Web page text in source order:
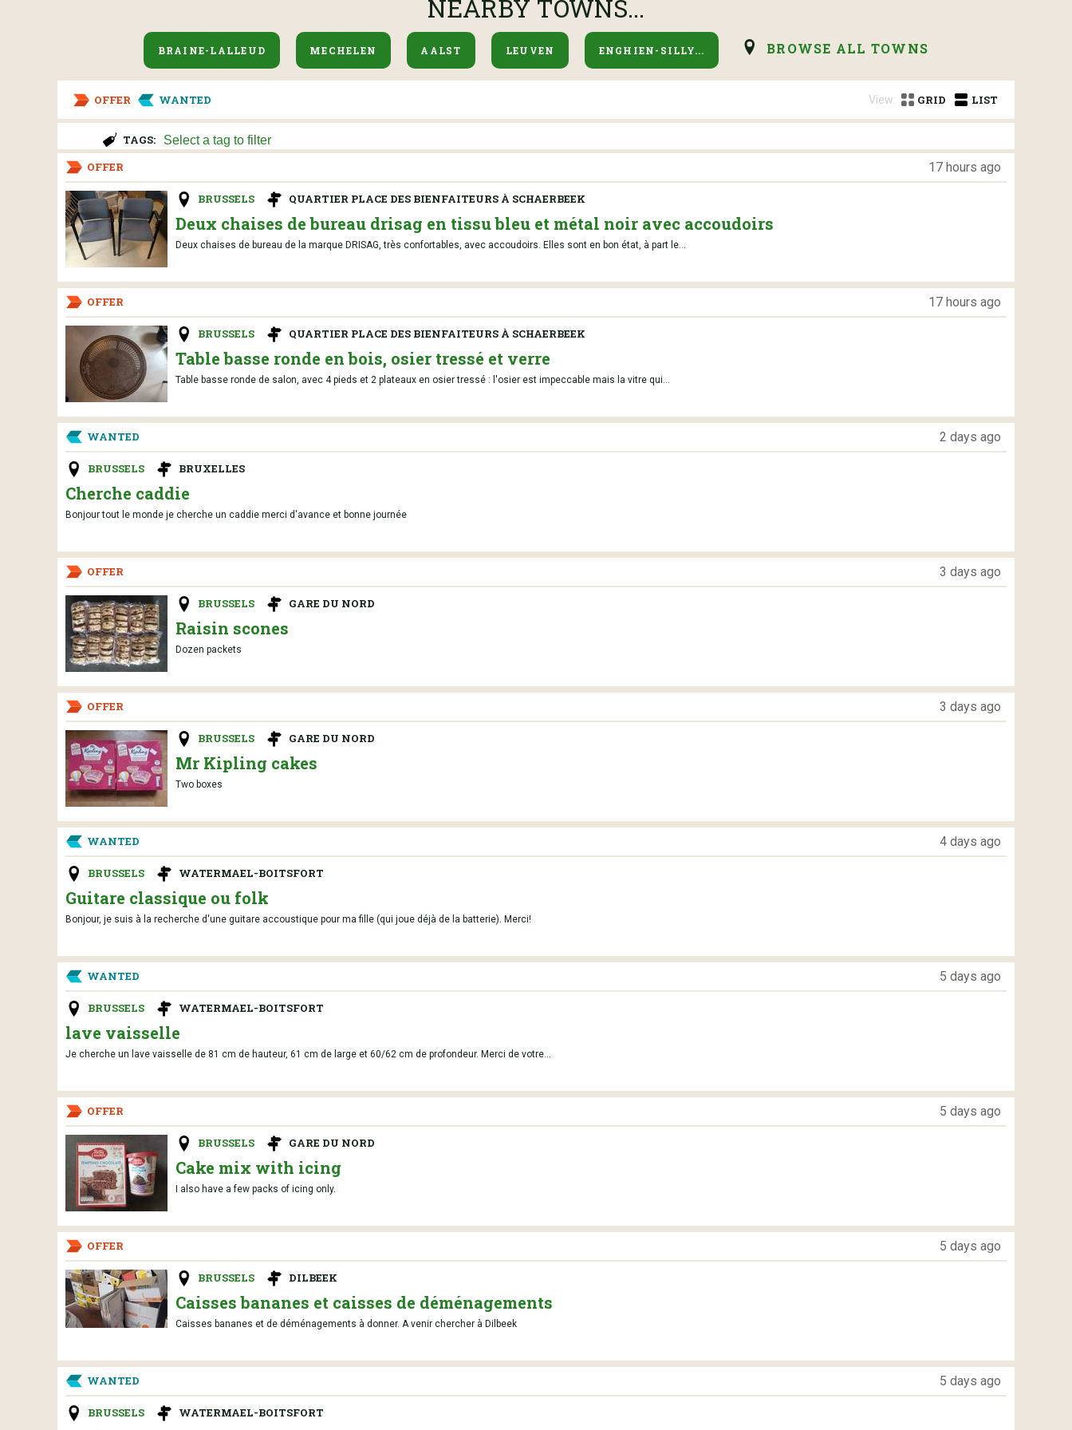
NEARBY TOWNS...
BRAINE-LALLEUD MECHELEN AALST LEUVEN ENGHIEN-SILLY... BROWSE ALL TOWNS
OFFER WANTED View: GRID LIST
TAGS:
OFFER 17 hours ago
BRUSSELS QUARTIER PLACE DES BIENFAITEURS À SCHAERBEEK
Deux chaises de bureau drisag en tissu bleu et métal noir avec accoudoirs
Deux chaises de bureau de la marque DRISAG, très confortables, avec accoudoirs. Elles sont en bon état, à part le...
OFFER 17 hours ago
BRUSSELS QUARTIER PLACE DES BIENFAITEURS À SCHAERBEEK
Table basse ronde en bois, osier tressé et verre
Table basse ronde de salon, avec 4 pieds et 2 plateaux en osier tressé : l'osier est impeccable mais la vitre qui...
WANTED 2 days ago
BRUSSELS BRUXELLES
Cherche caddie
Bonjour tout le monde je cherche un caddie merci d'avance et bonne journée
OFFER 3 days ago
BRUSSELS GARE DU NORD
Raisin scones
Dozen packets
OFFER 3 days ago
BRUSSELS GARE DU NORD
Mr Kipling cakes
Two boxes
WANTED 4 days ago
BRUSSELS WATERMAEL-BOITSFORT
Guitare classique ou folk
Bonjour, je suis à la recherche d'une guitare accoustique pour ma fille (qui joue déjà de la batterie). Merci!
WANTED 5 days ago
BRUSSELS WATERMAEL-BOITSFORT
lave vaisselle
Je cherche un lave vaisselle de 81 cm de hauteur, 61 cm de large et 60/62 cm de profondeur. Merci de votre...
OFFER 5 days ago
BRUSSELS GARE DU NORD
Cake mix with icing
I also have a few packs of icing only.
OFFER 5 days ago
BRUSSELS DILBEEK
Caisses bananes et caisses de déménagements
Caisses bananes et de déménagements à donner. A venir chercher à Dilbeek
WANTED 5 days ago
BRUSSELS WATERMAEL-BOITSFORT